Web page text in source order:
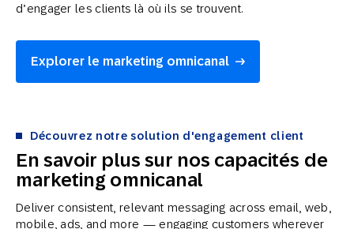
d’engager les clients là où ils se trouvent.
Explorer le marketing omnicanal
En savoir plus sur nos capacités de
marketing omnicanal
Découvrez notre solution d'engagement client
Deliver consistent, relevant messaging across email, web,
mobile, ads, and more — engaging customers wherever